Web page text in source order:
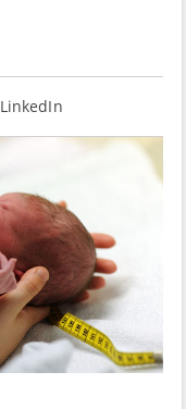
LinkedIn